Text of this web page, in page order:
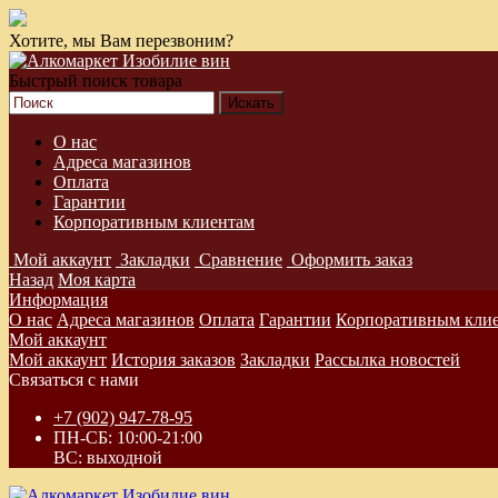
Хотите, мы Вам перезвоним?
Быстрый поиск товара
О нас
Адреса магазинов
Оплата
Гарантии
Корпоративным клиентам
Мой аккаунт Закладки Сравнение Оформить заказ
Назад Моя карта
Информация
О нас Адреса магазинов Оплата Гарантии Корпоративным
Мой аккаунт
Мой аккаунт История заказов Закладки Рассылка новостей
Связаться с нами
+7 (902) 947-78-95
ПН-СБ: 10:00-21:00
ВС: выходной